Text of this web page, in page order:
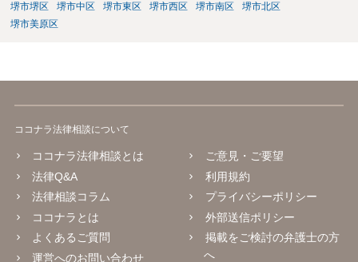
堺市堺区
堺市中区 堺市東区 堺市西区 堺市南区
堺市北区
堺市美原区
ココナラ法律相談について
ココナラ法律相談とは
法律Q&A
法律相談コラム
ココナラとは
よくあるご質問
運営へのお問い合わせ
ご意見・ご要望
利用規約
プライバシーポリシー
外部送信ポリシー
掲載をご検討の弁護士の方
へ